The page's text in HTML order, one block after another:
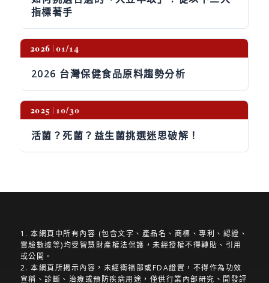
指標著手
2026 01/14
2026 台灣保健食品原料趨勢分析
2025 10/30
活菌？死菌？益生菌挑選迷思破解！
1. 本網頁中所有內容 (包含文字、產品名、商標、專利、認證、
實驗數據等)均受智慧財產權法保護，未經授權不得轉貼、引用
或公開。
2. 本網頁所揭示內容，未經衛福部或FDA證實，不得作為功效
宣稱、診斷、治療或預防疾病用途，僅供行業內部研究、開發評